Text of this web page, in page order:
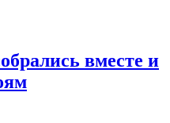
вместе и